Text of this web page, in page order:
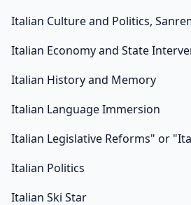
Italian Culture and Politics,
Italian Economy and State
Italian History and Memory
Italian Language Immersion
Italian Legislative Reforms" or
Italian Politics
Italian Ski Star